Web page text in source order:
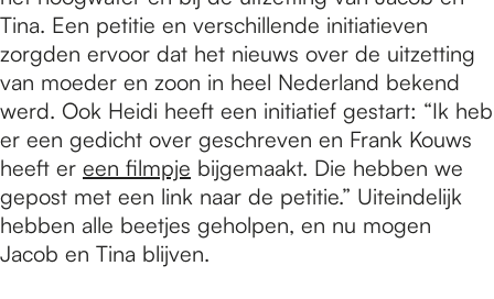
Tina. Een petitie en verschillende initiatieven
zorgden ervoor dat het nieuws over de uitzetting
van moeder en zoon in heel Nederland bekend
werd. Ook Heidi heeft een initiatief gestart: “Ik heb
er een gedicht over geschreven en Frank Kouws
heeft er een filmpje bijgemaakt. Die hebben we
gepost met een link naar de petitie.” Uiteindelijk
hebben alle beetjes geholpen, en nu mogen
Jacob en Tina blijven.